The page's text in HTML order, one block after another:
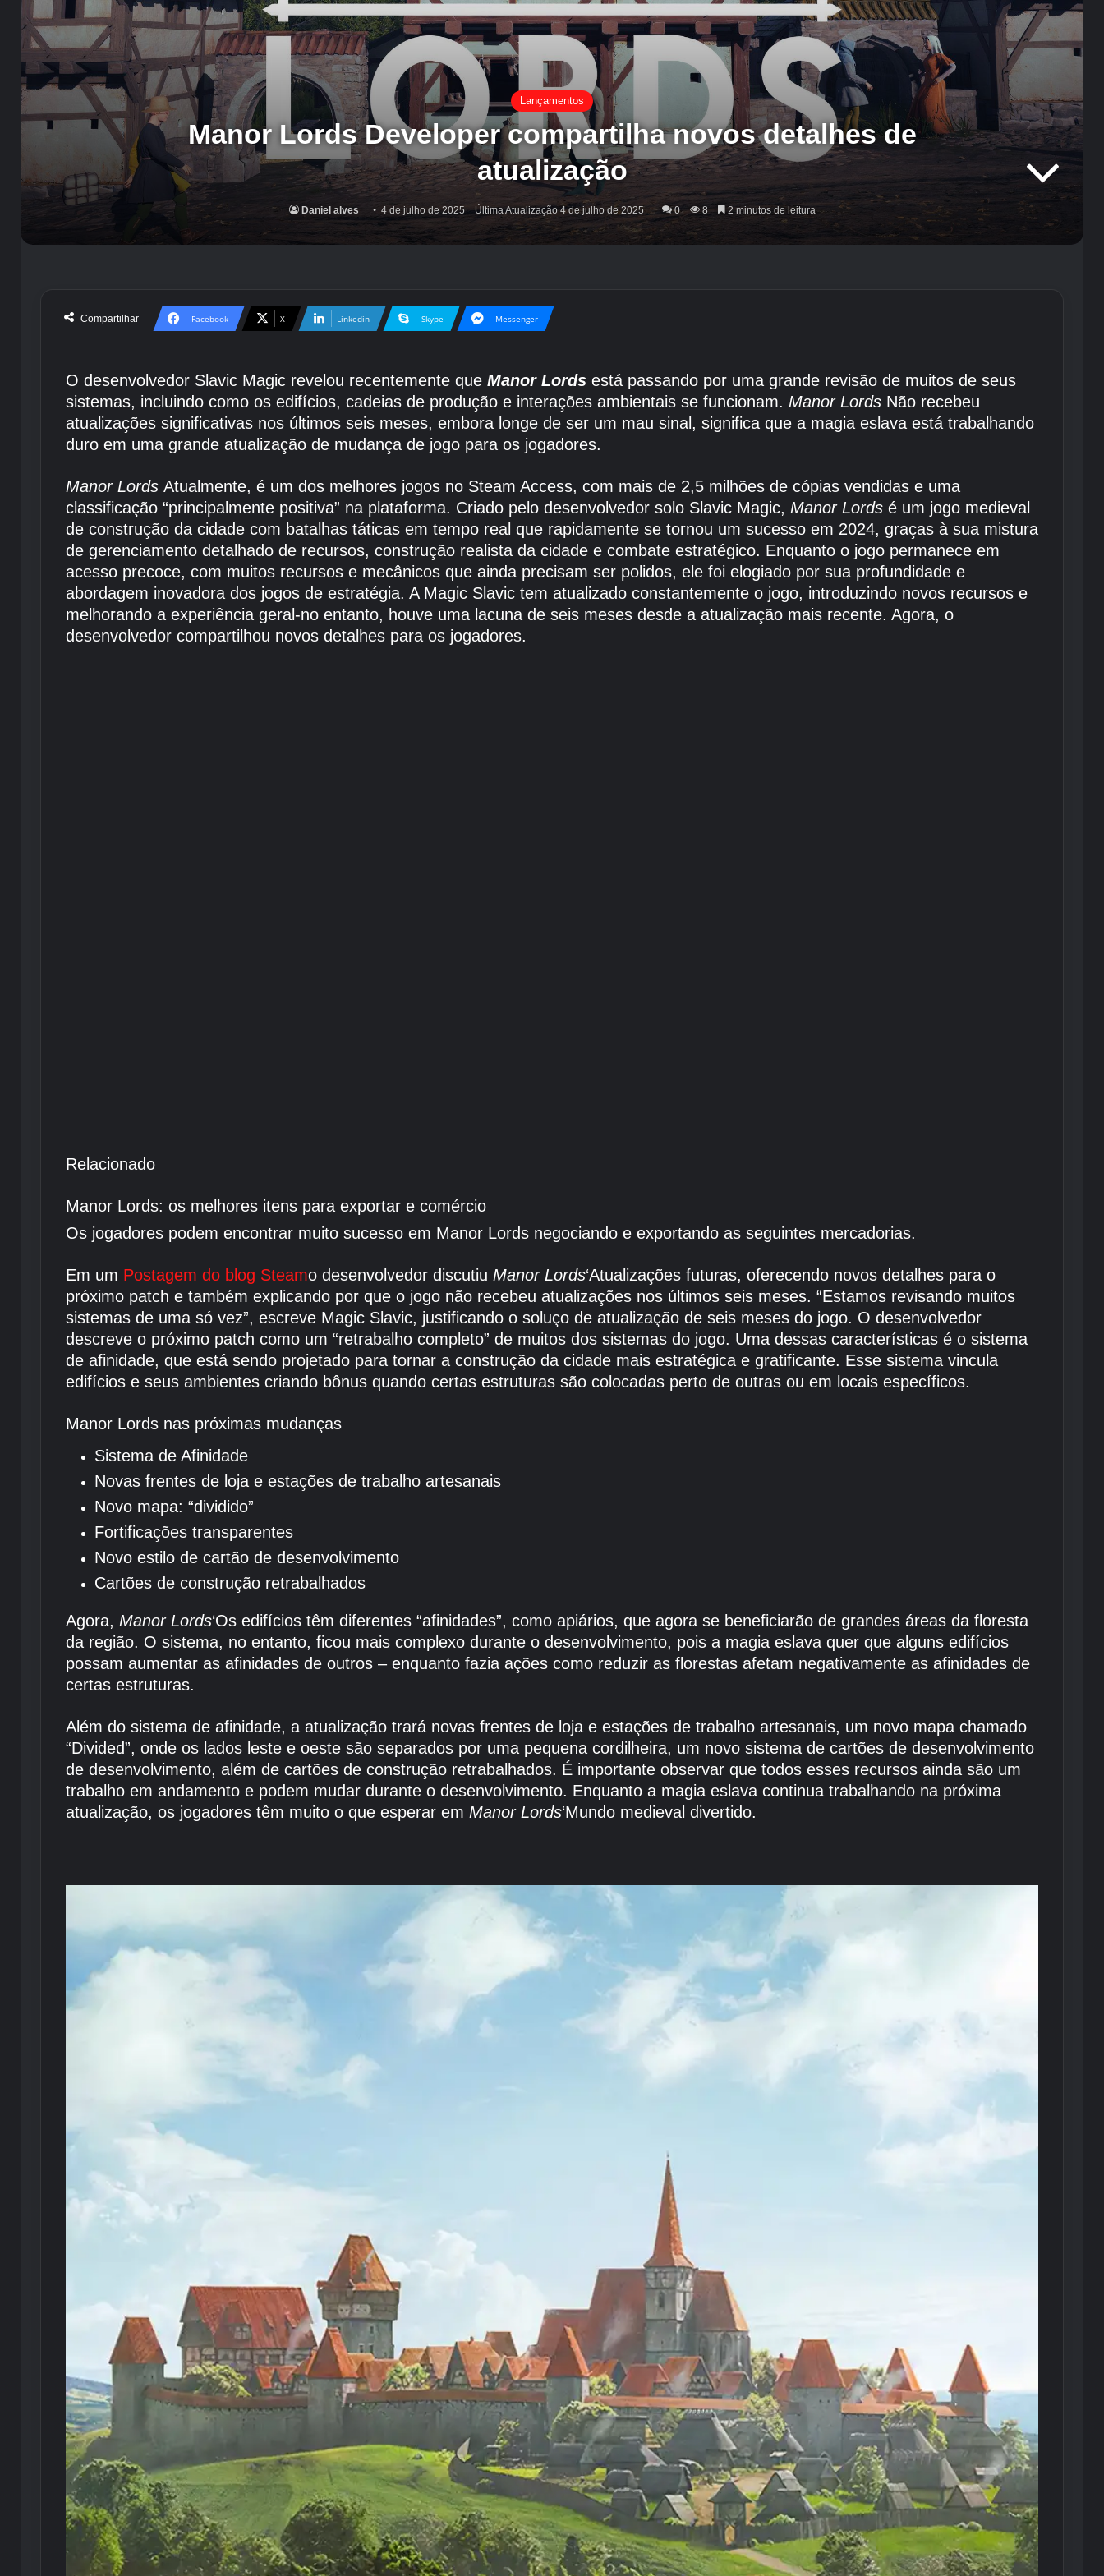
Lançamentos
Manor Lords Developer compartilha novos detalhes de
atualização
Daniel alves 4 de julho de 2025 Última Atualização 4 de julho de 2025 0 8 2 minutos de leitura
Compartilhar Facebook X Linkedin Skype Messenger
O desenvolvedor Slavic Magic revelou recentemente que Manor Lords está passando por uma grande revisão de muitos de seus
sistemas, incluindo como os edifícios, cadeias de produção e interações ambientais se funcionam. Manor Lords Não recebeu
atualizações significativas nos últimos seis meses, embora longe de ser um mau sinal, significa que a magia eslava está trabalhando
duro em uma grande atualização de mudança de jogo para os jogadores.
Manor Lords Atualmente, é um dos melhores jogos no Steam Access, com mais de 2,5 milhões de cópias vendidas e uma
classificação “principalmente positiva” na plataforma. Criado pelo desenvolvedor solo Slavic Magic, Manor Lords é um jogo medieval
de construção da cidade com batalhas táticas em tempo real que rapidamente se tornou um sucesso em 2024, graças à sua mistura
de gerenciamento detalhado de recursos, construção realista da cidade e combate estratégico. Enquanto o jogo permanece em
acesso precoce, com muitos recursos e mecânicos que ainda precisam ser polidos, ele foi elogiado por sua profundidade e
abordagem inovadora dos jogos de estratégia. A Magic Slavic tem atualizado constantemente o jogo, introduzindo novos recursos e
melhorando a experiência geral-no entanto, houve uma lacuna de seis meses desde a atualização mais recente. Agora, o
desenvolvedor compartilhou novos detalhes para os jogadores.
Relacionado
Manor Lords: os melhores itens para exportar e comércio
Os jogadores podem encontrar muito sucesso em Manor Lords negociando e exportando as seguintes mercadorias.
Em um Postagem do blog Steamo desenvolvedor discutiu Manor Lords‘Atualizações futuras, oferecendo novos detalhes para o
próximo patch e também explicando por que o jogo não recebeu atualizações nos últimos seis meses. “Estamos revisando muitos
sistemas de uma só vez”, escreve Magic Slavic, justificando o soluço de atualização de seis meses do jogo. O desenvolvedor
descreve o próximo patch como um “retrabalho completo” de muitos dos sistemas do jogo. Uma dessas características é o sistema
de afinidade, que está sendo projetado para tornar a construção da cidade mais estratégica e gratificante. Esse sistema vincula
edifícios e seus ambientes criando bônus quando certas estruturas são colocadas perto de outras ou em locais específicos.
Manor Lords nas próximas mudanças
Sistema de Afinidade
Novas frentes de loja e estações de trabalho artesanais
Novo mapa: “dividido”
Fortificações transparentes
Novo estilo de cartão de desenvolvimento
Cartões de construção retrabalhados
Agora, Manor Lords‘Os edifícios têm diferentes “afinidades”, como apiários, que agora se beneficiarão de grandes áreas da floresta
da região. O sistema, no entanto, ficou mais complexo durante o desenvolvimento, pois a magia eslava quer que alguns edifícios
possam aumentar as afinidades de outros – enquanto fazia ações como reduzir as florestas afetam negativamente as afinidades de
certas estruturas.
Além do sistema de afinidade, a atualização trará novas frentes de loja e estações de trabalho artesanais, um novo mapa chamado
“Divided”, onde os lados leste e oeste são separados por uma pequena cordilheira, um novo sistema de cartões de desenvolvimento
de desenvolvimento, além de cartões de construção retrabalhados. É importante observar que todos esses recursos ainda são um
trabalho em andamento e podem mudar durante o desenvolvimento. Enquanto a magia eslava continua trabalhando na próxima
atualização, os jogadores têm muito o que esperar em Manor Lords‘Mundo medieval divertido.